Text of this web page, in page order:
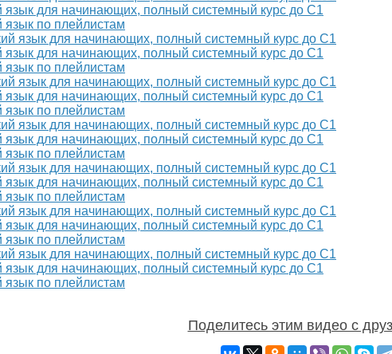
язык для начинающих, полный системный курс до С1
язык по плейлистам
язык для начинающих, полный системный курс до С1
язык по плейлистам
язык для начинающих, полный системный курс до С1
язык по плейлистам
язык для начинающих, полный системный курс до С1
язык по плейлистам
язык для начинающих, полный системный курс до С1
язык по плейлистам
язык для начинающих, полный системный курс до С1
язык по плейлистам
язык для начинающих, полный системный курс до С1
язык по плейлистам
Поделитесь этим видео с